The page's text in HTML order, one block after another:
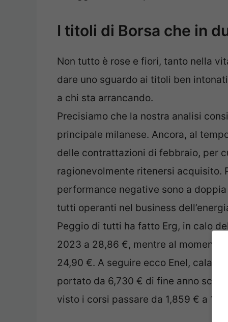
I titoli di Borsa che in
Non tutto è rose e fiori, tanto nella
dare uno sguardo ai titoli ben
a chi sta arrancando.
Precisiamo che la nostra analisi
principale milanese. Ancora, al
delle contrattazioni di febbraio, per
ragionevolmente ritenersi acquisito.
performance negative sono a
tutti operanti nel business
Peggio di tutti ha fatto Erg, in calo
2023 a 28,86 €, mentre al momento
24,90 €. A seguire ecco Enel, calata
portato da 6,730 € di fine anno
visto i corsi passare da 1,859 € a